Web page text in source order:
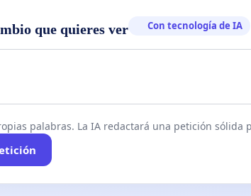
que quieres ver Con tecnología de IA
palabras. La IA redactará una petición sólida